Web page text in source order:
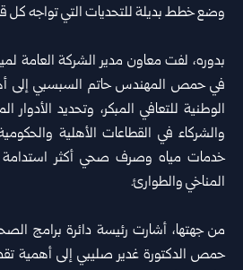
وضع خطط بديلة للتحديات التي تواجه كل
بدوره، لفت معاون مدير الشركة العامة
في حمص المهندس حاتم السبسبي إلى
الوطنية للتعافي المبكر، وتحديد
والشركاء في القطاعات الأهلية
خدمات مياه وصرف صحي أكثر استدامة
المناخي والطوارئ.
من جهتها، أشارت رئيسة دائرة برامج
حمص الدكتورة غدير صليبي إلى أهمية